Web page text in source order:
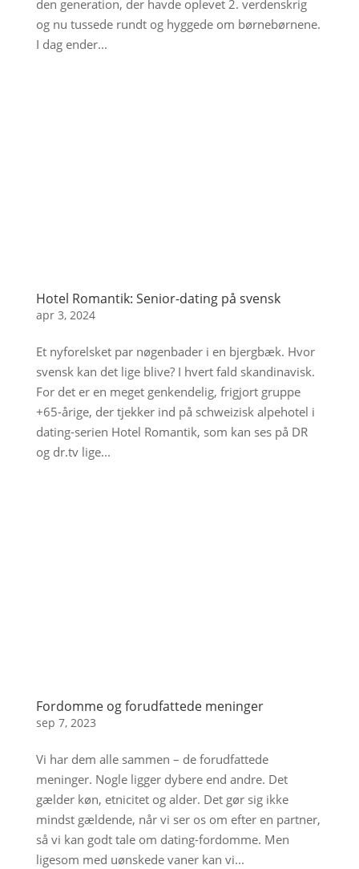
den generation, der havde oplevet 2. verdenskrig
og nu tussede rundt og hyggede om børnebørnene.
I dag ender...
Hotel Romantik: Senior-dating på svensk
apr 3, 2024
Et nyforelsket par nøgenbader i en bjergbæk. Hvor
svensk kan det lige blive? I hvert fald skandinavisk.
For det er en meget genkendelig, frigjort gruppe
+65-årige, der tjekker ind på schweizisk alpehotel i
dating-serien Hotel Romantik, som kan ses på DR
og dr.tv lige...
Fordomme og forudfattede meninger
sep 7, 2023
Vi har dem alle sammen – de forudfattede
meninger. Nogle ligger dybere end andre. Det
gælder køn, etnicitet og alder. Det gør sig ikke
mindst gældende, når vi ser os om efter en partner,
så vi kan godt tale om dating-fordomme. Men
ligesom med uønskede vaner kan vi...